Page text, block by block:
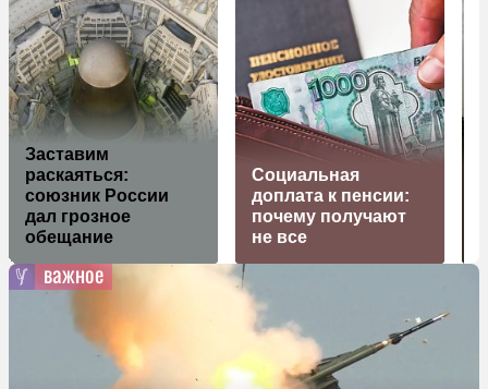
Заставим
раскаяться:
союзник России
дал грозное
обещание
Социальная
доплата к пенсии:
почему получают
не все
важное